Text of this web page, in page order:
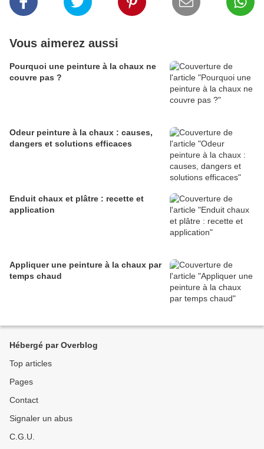
Vous aimerez aussi
Pourquoi une peinture à la chaux ne
couvre pas ?
Odeur peinture à la chaux : causes,
dangers et solutions efficaces
Enduit chaux et plâtre : recette et
application
Appliquer une peinture à la chaux par
temps chaud
Hébergé par Overblog
Top articles
Pages
Contact
Signaler un abus
C.G.U.